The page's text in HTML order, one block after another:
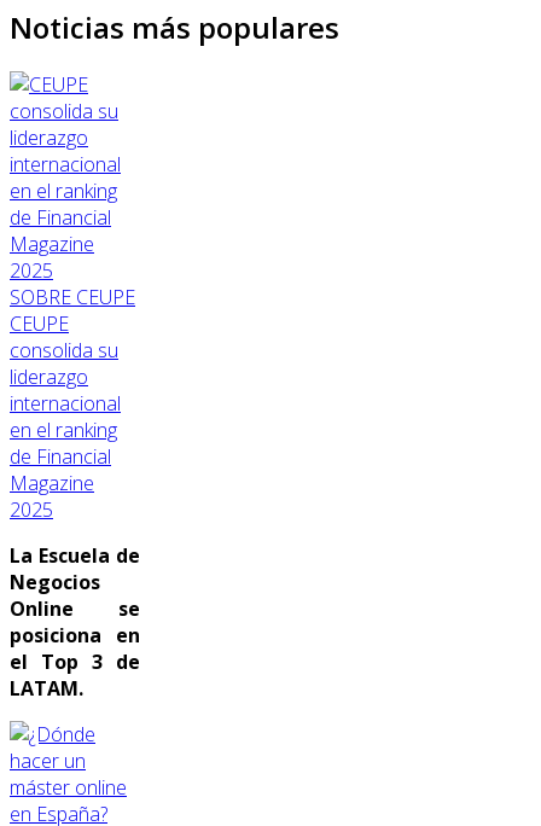
Noticias más populares
SOBRE CEUPE
CEUPE
consolida su
liderazgo
internacional
en el ranking
de Financial
Magazine
2025
La Escuela de
Negocios
Online se
posiciona en
el Top 3 de
LATAM.